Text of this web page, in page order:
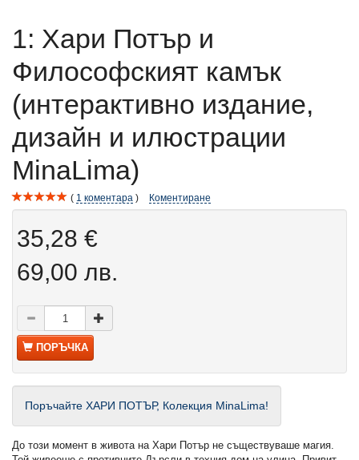
1: Хари Потър и
Философският камък
(интерактивно издание,
дизайн и илюстрации
MinaLima)
1 коментара Коментиране
35,28 €
69,00 лв.
ПОРЪЧКА
Поръчайте ХАРИ ПОТЪР, Колекция MinaLima!
До този момент в живота на Хари Потър не съществуваше магия.